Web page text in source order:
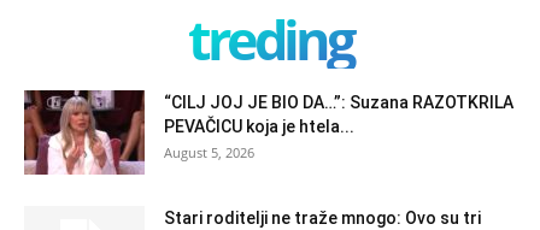
treding
“CILJ JOJ JE BIO DA…”: Suzana RAZOTKRILA
PEVAČICU koja je htela...
August 5, 2026
Stari roditelji ne traže mnogo: Ovo su tri